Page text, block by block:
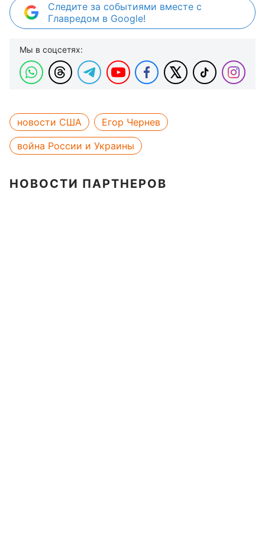
Следите за событиями вместе с
Главредом в Google!
Мы в соцсетях:
новости США
Егор Чернев
война России и Украины
НОВОСТИ ПАРТНЕРОВ